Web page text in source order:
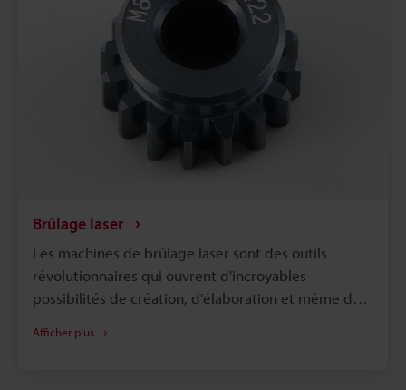
prendre une décision éclairée en fonction de vos
besoins particuliers, nous allons examiner ces
considérations et les applications de gravure
courantes. Nous allons également comparer les
caractéristiques de la gravure laser à celles d'autres
méthodes, telles que le marquage laser, et nous
allons voir quelles sont les meilleures machines pour
Brûlage laser
Les machines de brûlage laser sont des outils
révolutionnaires qui ouvrent d'incroyables
possibilités de création, d'élaboration et même de
détaillés. En exploitant la puissance de la
Afficher plus